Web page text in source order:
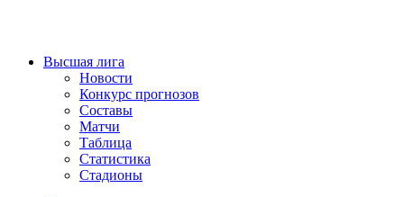
Высшая лига
Новости
Конкурс прогнозов
Составы
Матчи
Таблица
Статистика
Стадионы